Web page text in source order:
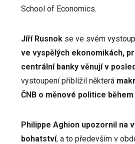
School of Economics.
Jíří Rusnok se ve svém
ve vyspělých ekonomikách,
centrální banky věnují v
vystoupení přiblížil některá
ČNB o měnové politice
Philippe Aghion upozornil na
bohatství, a to především v